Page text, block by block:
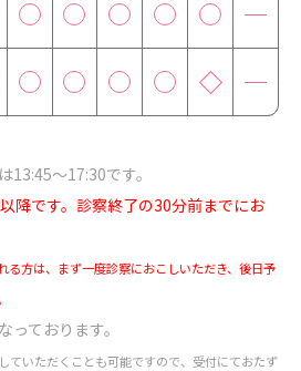
～17:30です。
降です。診察終了の30分前までにお
る方は、まず一度診察におこしいただき、後日予
ております。
ていただくことも可能ですので、受付にておたず